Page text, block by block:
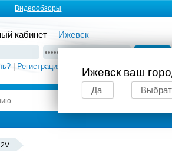
Видеообзоры
кабинет Ижевск
Ижевск ваш
Да
Регистрация